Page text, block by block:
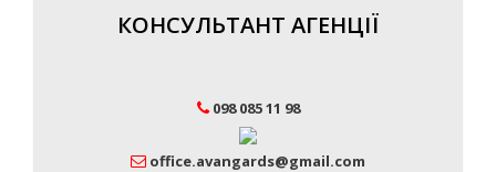
КОНСУЛЬТАНТ АГЕНЦІЇ
098 085 11 98
office.avangards@gmail.com